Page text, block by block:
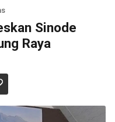
Sinode
Raya